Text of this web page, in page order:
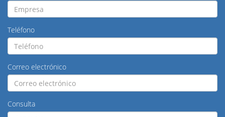
Teléfono
Correo electrónico
Consulta